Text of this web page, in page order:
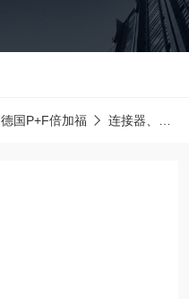
德国P+F倍加福 连接器、电源线及附件